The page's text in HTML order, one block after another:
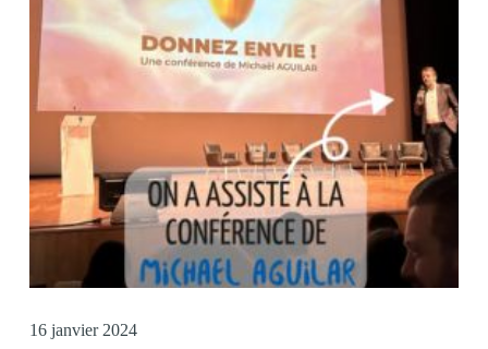
16 janvier 2024